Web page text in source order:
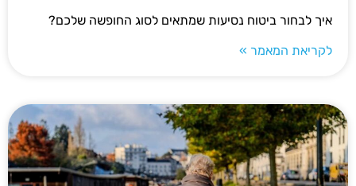
איך לבחור ביטוח נסיעות שמתאים לסוג החופשה שלכם?
לקריאת המאמר »